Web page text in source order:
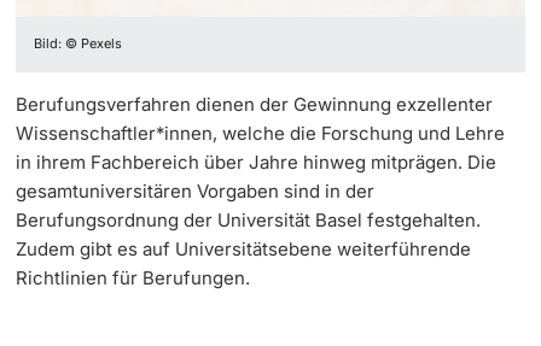
weitere Informationen
Fördernde & Alumni
Bild: © Pexels
Berufungsverfahren dienen der Gewinnung exzellenter
Wissenschaftler*innen, welche die Forschung und Lehre
in ihrem Fachbereich über Jahre hinweg mitprägen. Die
gesamtuniversitären Vorgaben sind in der
Berufungsordnung der Universität Basel festgehalten.
Zudem gibt es auf Universitätsebene weiterführende
Richtlinien für Berufungen.